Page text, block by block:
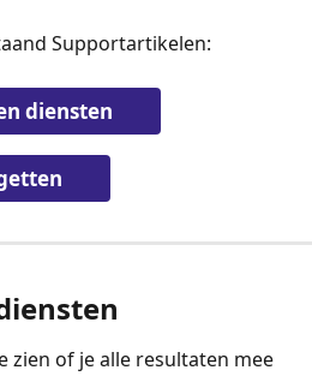
Supportartikelen:
diensten
zien of je alle resultaten mee